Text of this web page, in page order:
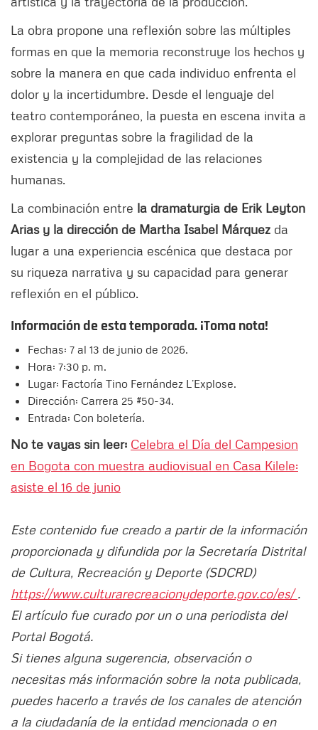
La obra propone una reflexión sobre las múltiples
formas en que la memoria reconstruye los hechos y
sobre la manera en que cada individuo enfrenta el
dolor y la incertidumbre. Desde el lenguaje del
teatro contemporáneo, la puesta en escena invita a
explorar preguntas sobre la fragilidad de la
existencia y la complejidad de las relaciones
humanas.
La combinación entre la dramaturgia de Erik Leyton
Arias y la dirección de Martha Isabel Márquez da
lugar a una experiencia escénica que destaca por
su riqueza narrativa y su capacidad para generar
reflexión en el público.
Información de esta temporada. ¡Toma nota!
Fechas: 7 al 13 de junio de 2026.
Hora: 7:30 p. m.
Lugar: Factoría Tino Fernández L’Explose.
Dirección: Carrera 25 #50-34.
Entrada: Con boletería.
No te vayas sin leer: Celebra el Día del Campesion
en Bogota con muestra audiovisual en Casa Kilele:
asiste el 16 de junio
Este contenido fue creado a partir de la información
proporcionada y difundida por la Secretaría Distrital
de Cultura, Recreación y Deporte (SDCRD)
https://www.culturarecreacionydeporte.gov.co/es/.
El artículo fue curado por un o una periodista del
Portal Bogotá.
Si tienes alguna sugerencia, observación o
necesitas más información sobre la nota publicada,
puedes hacerlo a través de los canales de atención
a la ciudadanía de la entidad mencionada o en